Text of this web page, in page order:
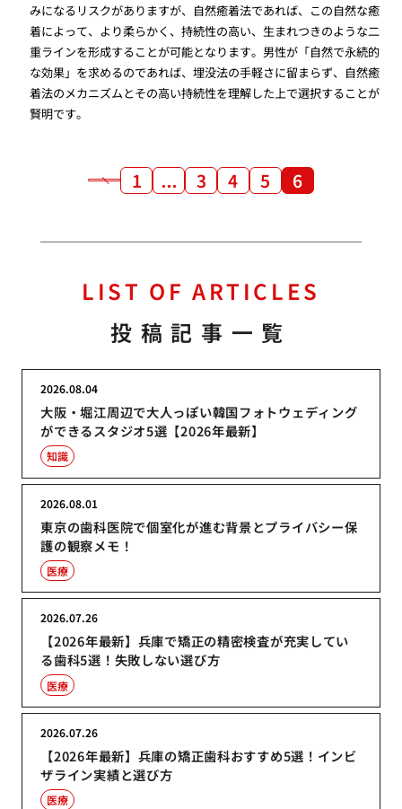
みになるリスクがありますが、自然癒着法であれば、この自然な癒
着によって、より柔らかく、持続性の高い、生まれつきのような二
重ラインを形成することが可能となります。男性が「自然で永続的
な効果」を求めるのであれば、埋没法の手軽さに留まらず、自然癒
着法のメカニズムとその高い持続性を理解した上で選択することが
賢明です。
1 … 3 4 5 6
LIST OF ARTICLES
投稿記事一覧
大阪・堀江周辺で大人っぽい韓国フォトウェディング
ができるスタジオ5選【2026年最新】
2026.08.04
知識
東京の歯科医院で個室化が進む背景とプライバシー保
護の観察メモ！
2026.08.01
医療
【2026年最新】兵庫で矯正の精密検査が充実してい
る歯科5選！失敗しない選び方
2026.07.26
医療
【2026年最新】兵庫の矯正歯科おすすめ5選！インビ
ザライン実績と選び方
2026.07.26
医療